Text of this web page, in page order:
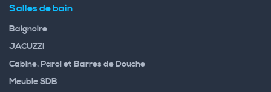
Salles de bain
Baignoire
JACUZZI
Cabine, Paroi et Barres de Douche
Meuble SDB